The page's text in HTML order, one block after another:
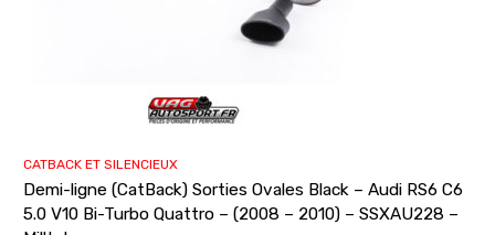
CATBACK ET SILENCIEUX
Demi-ligne (CatBack) Sorties Ovales Black – Audi RS6 C6
5.0 V10 Bi-Turbo Quattro – (2008 – 2010) – SSXAU228 –